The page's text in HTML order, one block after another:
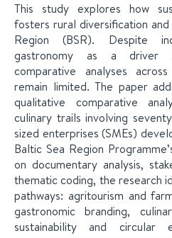
This study explores how
fosters rural diversification
Region (BSR). Despite
gastronomy as a driver
comparative analyses
remain limited. The paper
qualitative comparative
culinary trails involving
sized enterprises (SMEs)
Baltic Sea Region
on documentary analysis,
thematic coding, the research
pathways: agritourism and
gastronomic branding,
sustainability and circular